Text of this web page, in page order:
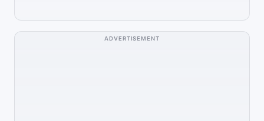
ADVERTISEMENT